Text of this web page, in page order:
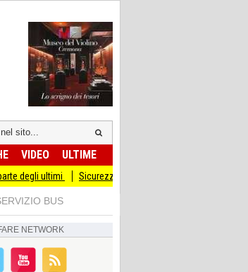
VIDEO ULTIME
Sicurezza I Giovani Democratici ribattono ai Giovani
BUS
NETWORK